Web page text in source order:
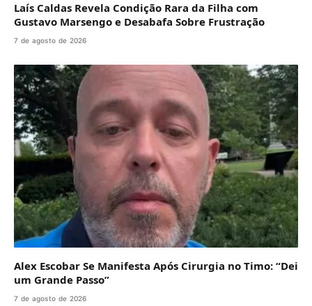
Laís Caldas Revela Condição Rara da Filha com
Gustavo Marsengo e Desabafa Sobre Frustração
7 de agosto de 2026
Alex Escobar Se Manifesta Após Cirurgia no Timo: “Dei
um Grande Passo”
7 de agosto de 2026